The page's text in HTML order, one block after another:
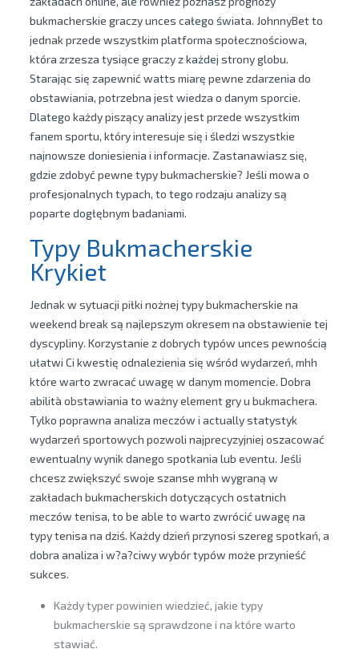
bukmacherskie graczy unces całego świata. JohnnyBet to
jednak przede wszystkim platforma społecznościowa,
która zrzesza tysiące graczy z każdej strony globu.
Starając się zapewnić watts miarę pewne zdarzenia do
obstawiania, potrzebna jest wiedza o danym sporcie.
Dlatego każdy piszący analizy jest przede wszystkim
fanem sportu, który interesuje się i śledzi wszystkie
najnowsze doniesienia i informacje. Zastanawiasz się,
gdzie zdobyć pewne typy bukmacherskie? Jeśli mowa o
profesjonalnych typach, to tego rodzaju analizy są
poparte dogłębnym badaniami.
Typy Bukmacherskie
Krykiet
Jednak w sytuacji piłki nożnej typy bukmacherskie na
weekend break są najlepszym okresem na obstawienie tej
dyscypliny. Korzystanie z dobrych typów unces pewnością
ułatwi Ci kwestię odnalezienia się wśród wydarzeń, mhh
które warto zwracać uwagę w danym momencie. Dobra
abilità obstawiania to ważny element gry u bukmachera.
Tylko poprawna analiza meczów i actually statystyk
wydarzeń sportowych pozwoli najprecyzyjniej oszacować
ewentualny wynik danego spotkania lub eventu. Jeśli
chcesz zwiększyć swoje szanse mhh wygraną w
zakładach bukmacherskich dotyczących ostatnich
meczów tenisa, to be able to warto zwrócić uwagę na
typy tenisa na dziś. Każdy dzień przynosi szereg spotkań, a
dobra analiza i w?a?ciwy wybór typów może przynieść
sukces.
Każdy typer powinien wiedzieć, jakie typy
bukmacherskie są sprawdzone i na które warto
stawiać.